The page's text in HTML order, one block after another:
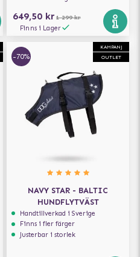
649,50 kr 1 299 kr
Finns i Lager
KAMPANJ
OUTLET
-70%
NAVY STAR - BALTIC
HUNDFLYTVÄST
Handtillverkad i Sverige
Finns i fler färger
Justerbar i storlek